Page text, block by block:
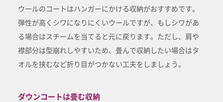
ウールのコートはハンガーにかける収納がおすすめです。
弾性が高くシワになりにくいウールですが、もしシワがあ
る場合はスチームを当てると元に戻ります。ただし、肩や
襟部分は型崩れしやすいため、畳んで収納したい場合はタ
オルを挟むなど折り目がつかない工夫をしましょう。
ダウンコートは畳む収納